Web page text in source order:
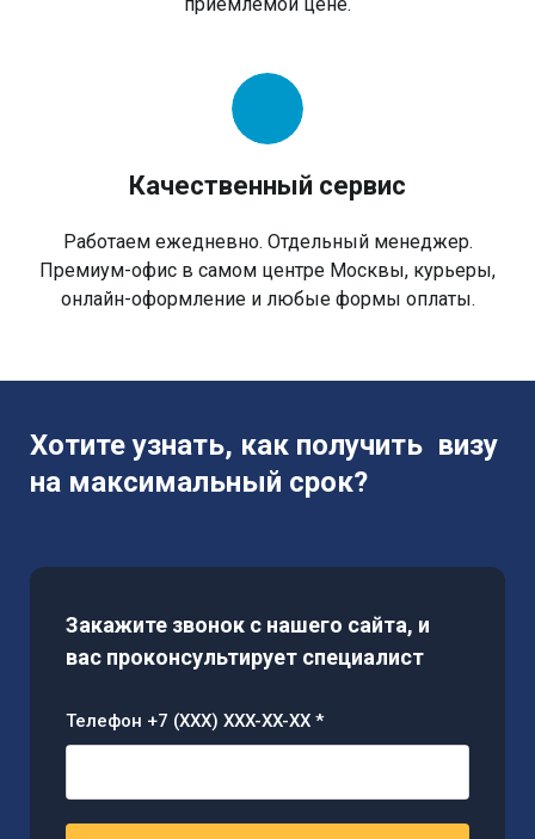
Качественный сервис
Работаем ежедневно. Отдельный менеджер.
Премиум-офис в самом центре Москвы, курьеры,
онлайн-оформление и любые формы оплаты.
Хотите узнать, как получить визу
на максимальный срок?
Закажите звонок с нашего сайта, и
вас проконсультирует специалист
Телефон +7 (XXX) XXX-XX-XX *